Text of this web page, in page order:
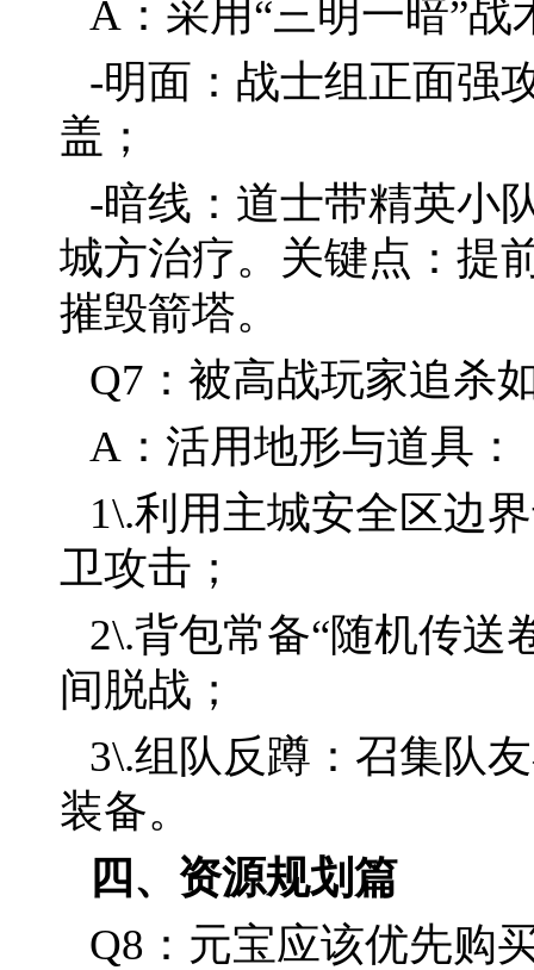
A：采用“三明一暗”战
-明面：战士组正面强
盖；
-暗线：道士带精英小
城方治疗。关键点：提
摧毁箭塔。
Q7：被高战玩家追杀
A：活用地形与道具：
1\.利用主城安全区边
卫攻击；
2\.背包常备“随机传送
间脱战；
3\.组队反蹲：召集队
装备。
四、资源规划篇
Q8：元宝应该优先购